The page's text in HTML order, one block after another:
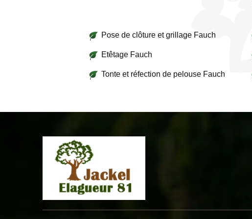
Pose de clôture et grillage Fauch
Etêtage Fauch
Tonte et réfection de pelouse Fauch